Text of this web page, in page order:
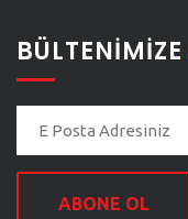
BÜLTENIMIZE
ABONE OL